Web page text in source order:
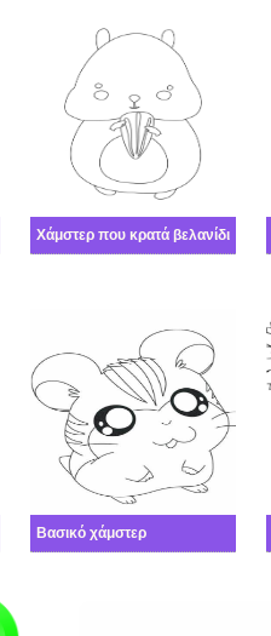
Χάμστερ που κρατά βελανίδι
Βασικό χάμστερ